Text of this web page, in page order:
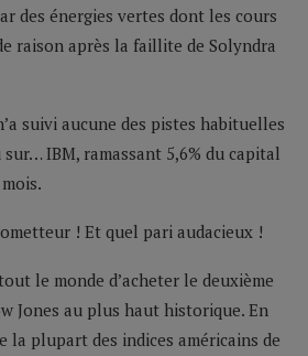
des énergies vertes dont les cours
raison après la faillite de Solyndra
suivi aucune des pistes habituelles
IBM, ramassant 5,6% du capital
! Et quel pari audacieux !
le monde d’acheter le deuxième
Jones au plus haut historique. En
la plupart des indices américains de